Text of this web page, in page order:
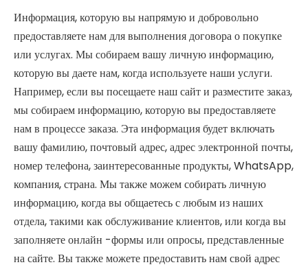
Информация, которую вы напрямую и добровольно
предоставляете нам для выполнения договора о покупке
или услугах. Мы собираем вашу личную информацию,
которую вы даете нам, когда используете наши услуги.
Например, если вы посещаете наш сайт и разместите заказ,
мы собираем информацию, которую вы предоставляете
нам в процессе заказа. Эта информация будет включать
вашу фамилию, почтовый адрес, адрес электронной почты,
номер телефона, заинтересованные продукты, WhatsApp,
компания, страна. Мы также можем собирать личную
информацию, когда вы общаетесь с любым из наших
отдела, такими как обслуживание клиентов, или когда вы
заполняете онлайн -формы или опросы, представленные
на сайте. Вы также можете предоставить нам свой адрес